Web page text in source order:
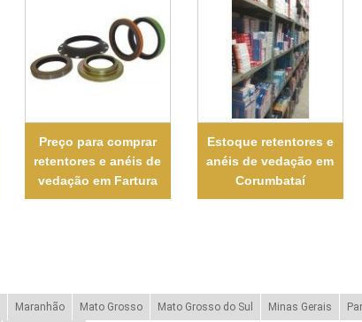
Preço para comprar
retentores e anéis de
vedação em Fartura
Estoque retentores e
anéis de vedação em
Corumbataí
Maranhão Mato Grosso Mato Grosso do Sul Minas Gerais